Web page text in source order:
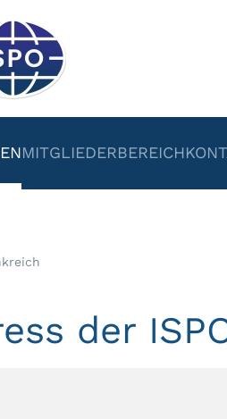
MITGLIEDERBEREICH
der